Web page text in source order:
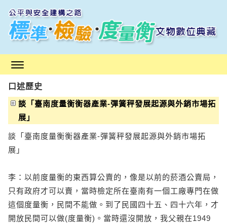
內
口述歷史
談「臺南度量衡衡器產業-彈簧秤發展起源與外銷市場拓
展」
談「臺南度量衡衡器產業-彈簧秤發展起源與外銷市場拓
展」
李：以前度量衡的東西算公賣的，像是以前的菸酒公賣局，
只有政府才可以賣，當時檢定所在臺南有一個工廠專門在做
這個度量衡，民間不能做。到了民國四十五、四十六年，才
開放民間可以做(度量衡)。當時還沒開放，我父親在1949